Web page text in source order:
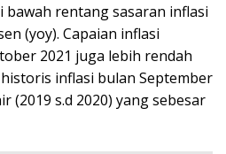
bawah rentang sasaran inflasi
(yoy). Capaian inflasi
2021 juga lebih rendah
inflasi bulan September
(2019 s.d 2020) yang sebesar